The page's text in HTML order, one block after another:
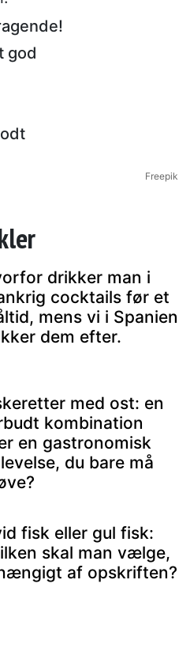
god
Freepik
drikker man i
cocktails før et
mens vi i Spanien
dem efter.
med ost: en
kombination
en gastronomisk
du bare må
fisk eller gul fisk:
skal man vælge,
af opskriften?